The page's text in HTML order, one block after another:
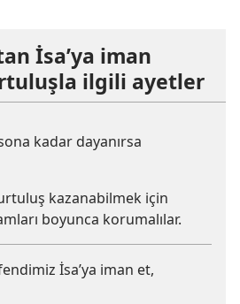
İsa’ya iman
ilgili ayetler
kadar dayanırsa
kazanabilmek için
boyunca korumalılar.
İsa’ya iman et,